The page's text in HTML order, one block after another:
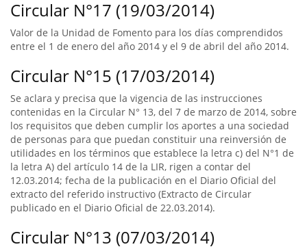
Circular N°17 (19/03/2014)
Valor de la Unidad de Fomento para los días comprendidos
entre el 1 de enero del año 2014 y el 9 de abril del año 2014.
Circular N°15 (17/03/2014)
Se aclara y precisa que la vigencia de las instrucciones
contenidas en la Circular N° 13, del 7 de marzo de 2014, sobre
los requisitos que deben cumplir los aportes a una sociedad
de personas para que puedan constituir una reinversión de
utilidades en los términos que establece la letra c) del N°1 de
la letra A) del artículo 14 de la LIR, rigen a contar del
12.03.2014; fecha de la publicación en el Diario Oficial del
extracto del referido instructivo (Extracto de Circular
publicado en el Diario Oficial de 22.03.2014).
Circular N°13 (07/03/2014)